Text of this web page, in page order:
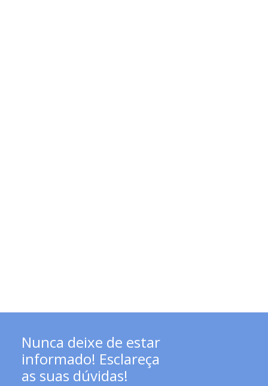
Nunca deixe de estar
informado! Esclareça
as suas dúvidas!